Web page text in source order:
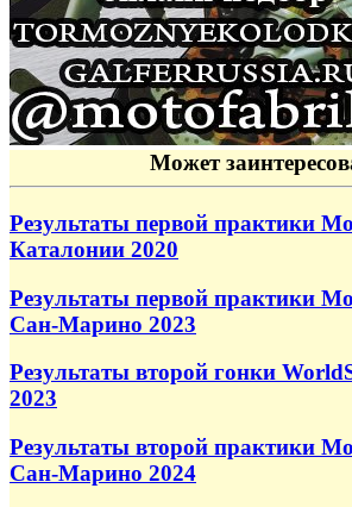
Может
Результаты первой практики
Каталонии 2020
Результаты первой практики
Сан-Марино 2023
Результаты второй гонки
2023
Результаты второй практики
Сан-Марино 2024